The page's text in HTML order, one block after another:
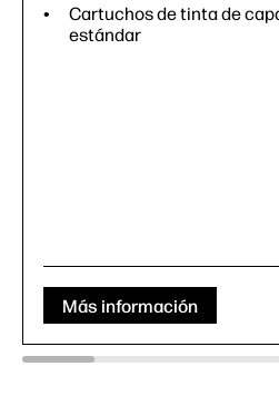
Cartuchos de tinta de
estándar
Más información